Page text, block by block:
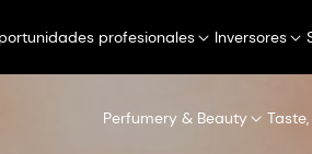
profesionales Inversores
Perfumery & Beauty